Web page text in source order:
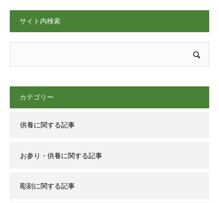
サイト内検索
カテゴリー
供養に関する記事
お参り・供養に関する記事
彫刻に関する記事